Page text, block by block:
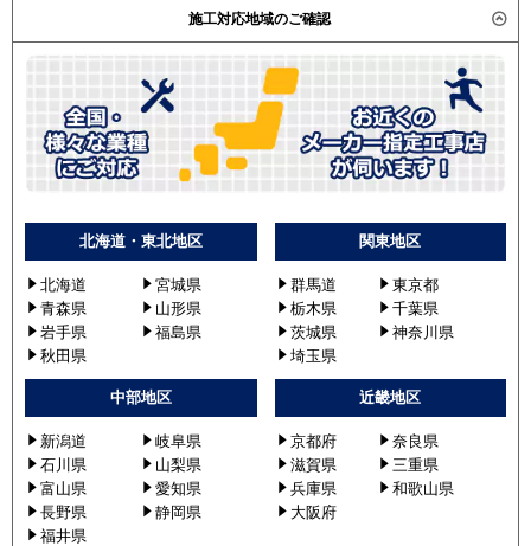
施工対応地域のご確認
北海道・東北地区
北海道
宮城県
青森県
山形県
岩手県
福島県
秋田県
関東地区
群馬道
東京都
栃木県
千葉県
茨城県
神奈川県
埼玉県
中部地区
新潟道
岐阜県
石川県
山梨県
富山県
愛知県
長野県
静岡県
福井県
近畿地区
京都府
奈良県
滋賀県
三重県
兵庫県
和歌山県
大阪府